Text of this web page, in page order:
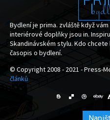
Bydlení je prima. zvláště když
interiérové doplňky jsou in.
Skandinávském stylu. Kdo
časopis o bydlení.
© Copyright 2008 - 2021 - Press-
článků